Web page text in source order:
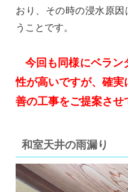
おり、その時の浸水原
うことです。
今回も同様にベラン
性が高いですが、確
善の工事をご提案さ
和室天井の雨漏り